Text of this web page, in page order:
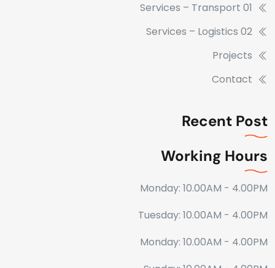
Services – Transport 01
Services – Logistics 02
Projects
Contact
Recent Post
Working Hours
Monday: 10.00AM - 4.00PM
Tuesday: 10.00AM - 4.00PM
Monday: 10.00AM - 4.00PM